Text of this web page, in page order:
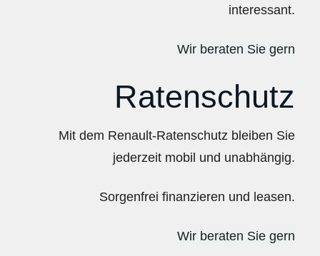
interessant.
Wir beraten Sie gern
Ratenschutz
Mit dem Renault-Ratenschutz bleiben Sie
jederzeit mobil und unabhängig.
Sorgenfrei finanzieren und leasen.
Wir beraten Sie gern